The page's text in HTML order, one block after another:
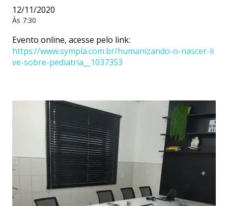
12/11/2020
Às 7:30
Evento online, acesse pelo link:
https://www.sympla.com.br/humanizando-o-nascer-li
ve-sobre-pediatria__1037353